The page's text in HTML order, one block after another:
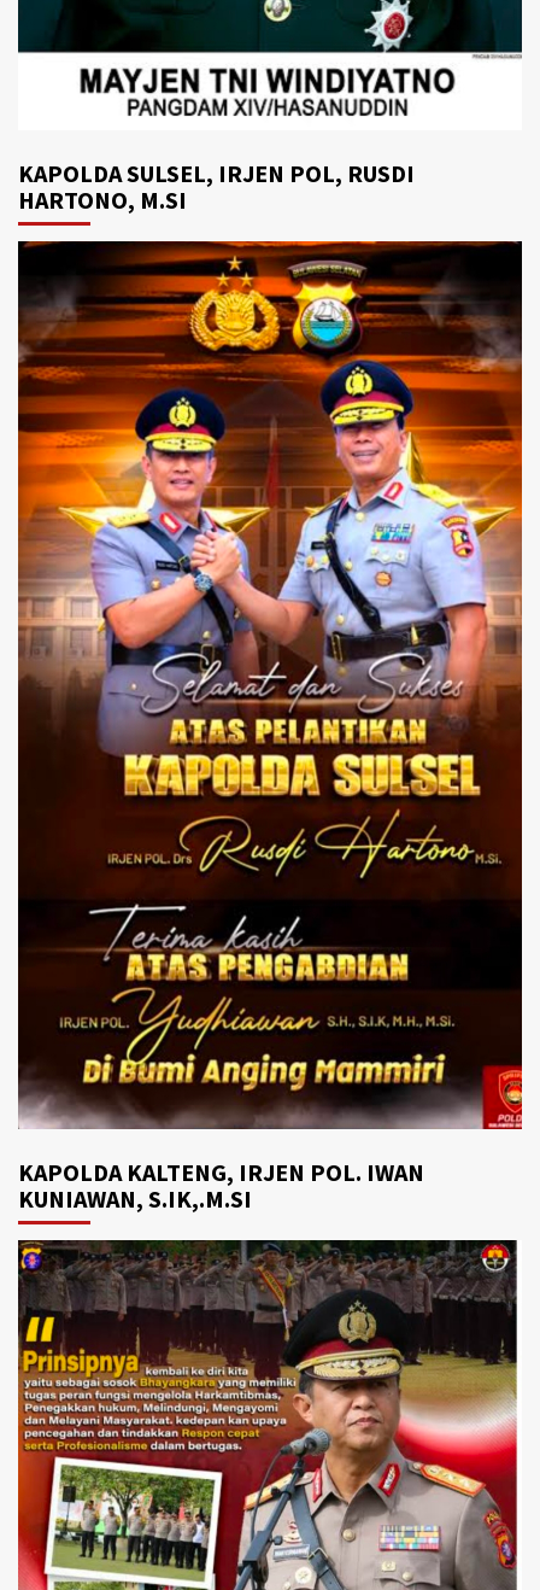
KAPOLDA SULSEL, IRJEN POL, RUSDI
HARTONO, M.SI
KAPOLDA KALTENG, IRJEN POL. IWAN
KUNIAWAN, S.IK,.M.SI